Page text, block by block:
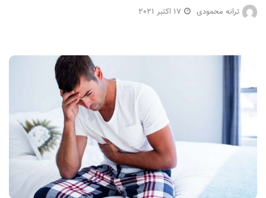
ترانه محمودی 17 اکتبر 2021